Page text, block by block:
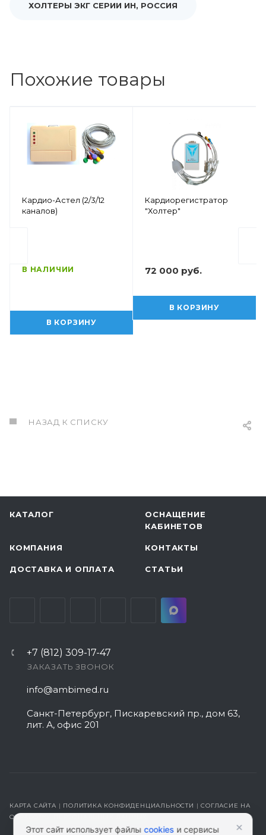
ХОЛТЕРЫ ЭКГ СЕРИИ ИН, РОССИЯ
Похожие товары
Кардио-Астел (2/3/12
каналов)
В НАЛИЧИИ
В КОРЗИНУ
Кардиорегистратор
"Холтер"
72 000 руб.
В КОРЗИНУ
НАЗАД К СПИСКУ
КАТАЛОГ
ОСНАЩЕНИЕ
КАБИНЕТОВ
КОМПАНИЯ КОНТАКТЫ
ДОСТАВКА И ОПЛАТА СТАТЬИ
+7 (812) 309-17-47
ЗАКАЗАТЬ ЗВОНОК
info@ambimed.ru
Санкт-Петербург, Пискаревский пр., дом 63,
лит. А, офис 201
КАРТА САЙТА | ПОЛИТИКА КОНФИДЕНЦИАЛЬНОСТИ |СОГЛАСИЕ НА
ОБРАБОТКУ ПЕРСОНАЛЬНЫХ ДАННЫХ
Этот сайт использует файлыcookies и сервисы ×